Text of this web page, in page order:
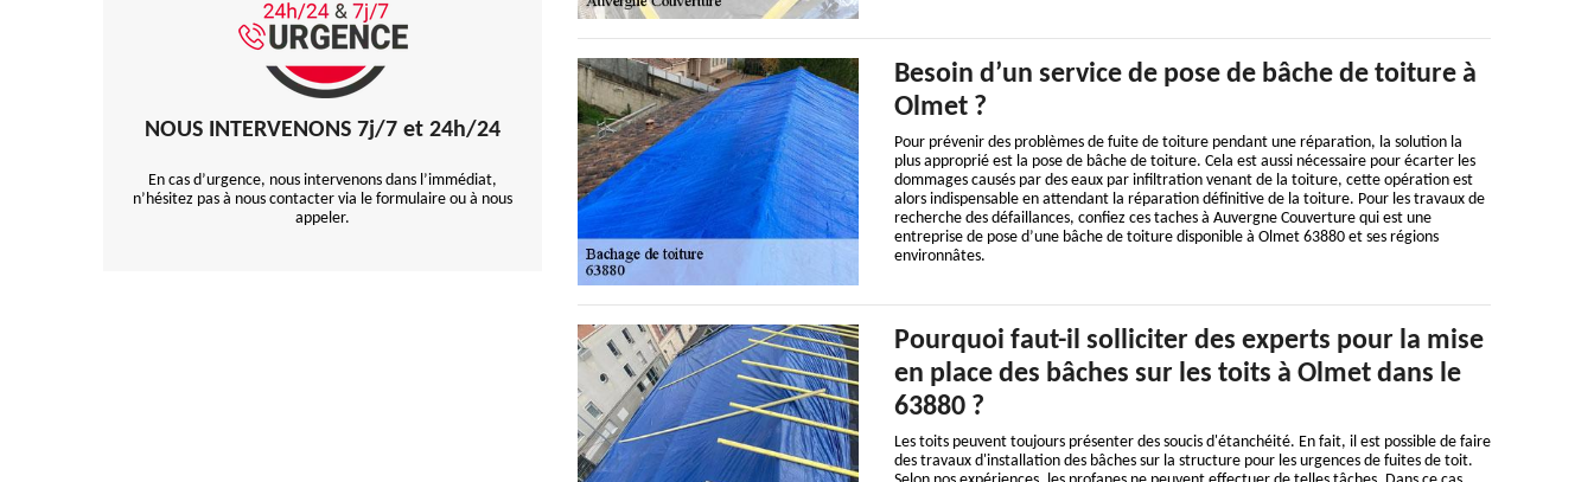
NOUS INTERVENONS 7j/7 et 24h/24
En cas d’urgence, nous intervenons dans l’immédiat,
n’hésitez pas à nous contacter via le formulaire ou à nous
appeler.
Besoin d’un service de pose de bâche de toiture à
Olmet ?
Pour prévenir des problèmes de fuite de toiture pendant une réparation, la solution la
plus approprié est la pose de bâche de toiture. Cela est aussi nécessaire pour écarter les
dommages causés par des eaux par infiltration venant de la toiture, cette opération est
alors indispensable en attendant la réparation définitive de la toiture. Pour les travaux de
recherche des défaillances, confiez ces taches à Auvergne Couverture qui est une
entreprise de pose d’une bâche de toiture disponible à Olmet 63880 et ses régions
environnâtes.
Pourquoi faut-il solliciter des experts pour la mise
en place des bâches sur les toits à Olmet dans le
63880 ?
Les toits peuvent toujours présenter des soucis d'étanchéité. En fait, il est possible de faire
des travaux d'installation des bâches sur la structure pour les urgences de fuites de toit.